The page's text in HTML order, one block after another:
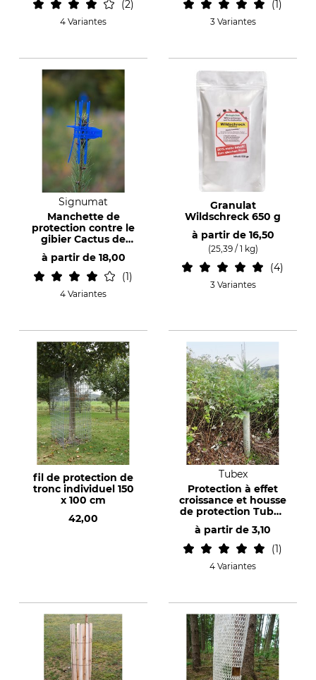
2
4 Variantes
1
3 Variantes
Signumat
Manchette de
protection contre le
gibier Cactus de
Signumat
à partir de 18,00
1
4 Variantes
Granulat
Wildschreck 650 g
à partir de 16,50
(25,39 / 1 kg)
4
3 Variantes
fil de protection de
tronc individuel 150
x 100 cm
42,00
Tubex
Protection à effet
croissance et housse
de protection Tubex
Ventex
à partir de 3,10
1
4 Variantes